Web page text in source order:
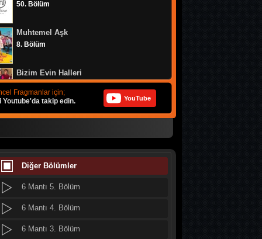
50. Bölüm
Muhtemel Aşk
8. Bölüm
Bizim Evin Halleri
314. Bölüm
MasterChef Türkiye 2026
9. Bölüm
48. Bölüm
MasterChef Türkiye 2026
Fragmanlar için;
Youtube'da takip edin.
YouTube
Diğer Bölümler
6 Mantı 12. Bölüm
6 Mantı 10. Bölüm
6 Mantı 9. Bölüm
6 Mantı 6. Bölüm
6 Mantı 5. Bölüm
6 Mantı 4. Bölüm
6 Mantı 3. Bölüm